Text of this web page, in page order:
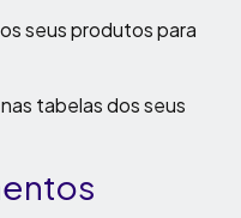
seus produtos para
tabelas dos seus